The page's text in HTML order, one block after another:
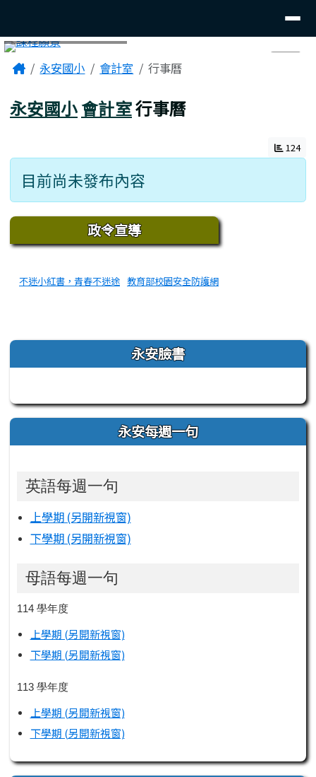
主內容區域
Home永安國小 會計室 行事曆
永安國小會計室行事曆
124
目前尚未發布內容
下中區域內容政令宣導
不迷小紅書，青春不迷途 教育部校園安全防護網
左邊區域內容 永安臉書
永安每週一句
英語每週一句
上學期 (另開新視窗)
下學期 (另開新視窗)
母語每週一句
114 學年度
上學期 (另開新視窗)
下學期 (另開新視窗)
113 學年度
上學期 (另開新視窗)
下學期 (另開新視窗)
頁尾區域